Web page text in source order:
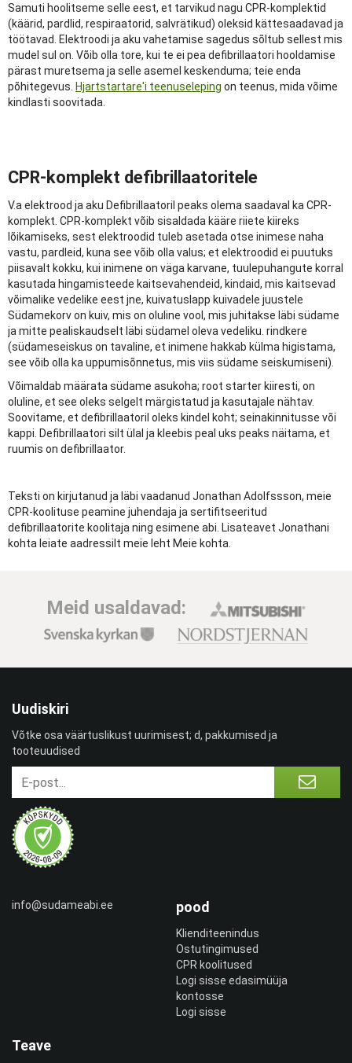
Samuti hoolitseme selle eest, et tarvikud nagu CPR-komplektid
(käärid, pardlid, respiraatorid, salvrätikud) oleksid kättesaadavad ja
töötavad. Elektroodi ja aku vahetamise sagedus sõltub sellest mis
mudel sul on. Võib olla tore, kui te ei pea defibrillaatori hooldamise
pärast muretsema ja selle asemel keskenduma; teie enda
põhitegevus. Hjartstartare'i teenuseleping on teenus, mida võime
kindlasti soovitada.
CPR-komplekt defibrillaatoritele
V.a elektrood ja aku Defibrillaatoril peaks olema saadaval ka CPR-
komplekt. CPR-komplekt võib sisaldada kääre riiete kiireks
lõikamiseks, sest elektroodid tuleb asetada otse inimese naha
vastu, pardleid, kuna see võib olla valus; et elektroodid ei puutuks
piisavalt kokku, kui inimene on väga karvane, tuulepuhangute korral
kasutada hingamisteede kaitsevahendeid, kindaid, mis kaitsevad
võimalike vedelike eest jne, kuivatuslapp kuivadele juustele
Südamekorv on kuiv, mis on oluline vool, mis juhitakse läbi südame
ja mitte pealiskaudselt läbi südamel oleva vedeliku. rindkere
(südameseiskus on tavaline, et inimene hakkab külma higistama,
see võib olla ka uppumisõnnetus, mis viis südame seiskumiseni).
Võimaldab määrata südame asukoha; root starter kiiresti, on
oluline, et see oleks selgelt märgistatud ja kasutajale nähtav.
Soovitame, et defibrillaatoril oleks kindel koht; seinakinnitusse või
kappi. Defibrillaatori silt ülal ja kleebis peal uks peaks näitama, et
ruumis on defibrillaator.
Teksti on kirjutanud ja läbi vaadanud Jonathan Adolfssson, meie
CPR-koolituse peamine juhendaja ja sertifitseeritud
defibrillaatorite koolitaja ning esimene abi. Lisateavet Jonathani
kohta leiate aadressilt meie leht Meie kohta.
Meid usaldavad:
info@sudameabi.ee pood
Klienditeenindus
Ostutingimused
CPR koolitused
Logi sisse edasimüüja
kontosse
Logi sisse
Teave
Uudiskiri
Võtke osa väärtuslikust uurimisest; d, pakkumised ja
tooteuudised